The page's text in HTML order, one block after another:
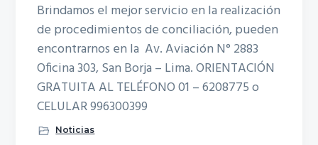
Brindamos el mejor servicio en la realización
de procedimientos de conciliación, pueden
encontrarnos en la Av. Aviación N° 2883
Oficina 303, San Borja – Lima. ORIENTACIÓN
GRATUITA AL TELÉFONO 01 – 6208775 o
CELULAR 996300399
Noticias